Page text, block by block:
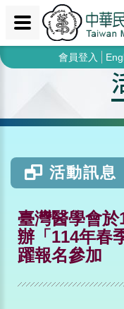
會員登入
活動訊息
臺灣醫學會於
辦「114年春
躍報名參加